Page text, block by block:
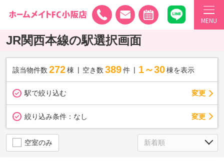
MENU
JR関西本線の駅選択画面
該当物件数 272棟 空き数 389 件 1～30 棟を表示
駅で絞り込む 変更
絞り込み条件： なし 変更
空室のみ